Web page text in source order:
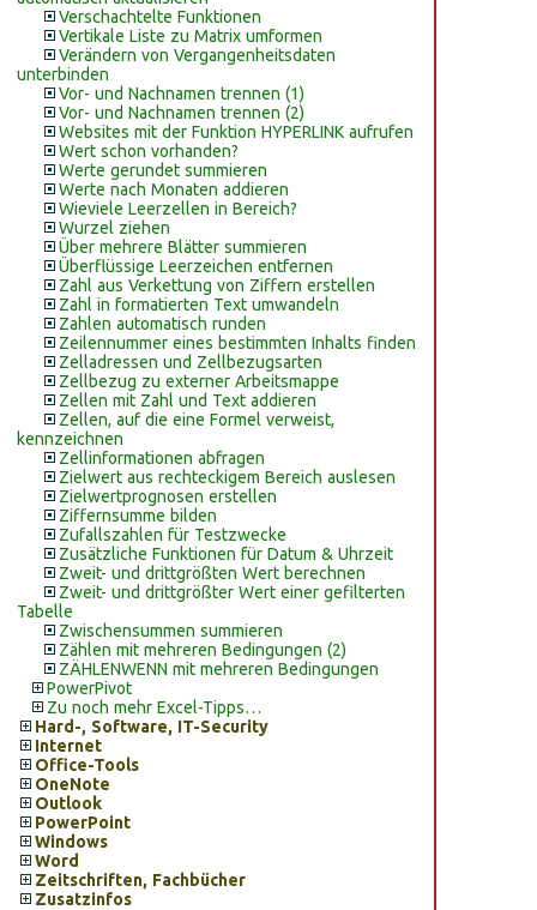
Verschachtelte Funktionen
Vertikale Liste zu Matrix umformen
Verändern von Vergangenheitsdaten
unterbinden
Vor- und Nachnamen trennen (1)
Vor- und Nachnamen trennen (2)
Websites mit der Funktion HYPERLINK aufrufen
Wert schon vorhanden?
Werte gerundet summieren
Werte nach Monaten addieren
Wieviele Leerzellen in Bereich?
Wurzel ziehen
Über mehrere Blätter summieren
Überflüssige Leerzeichen entfernen
Zahl aus Verkettung von Ziffern erstellen
Zahl in formatierten Text umwandeln
Zahlen automatisch runden
Zeilennummer eines bestimmten Inhalts finden
Zelladressen und Zellbezugsarten
Zellbezug zu externer Arbeitsmappe
Zellen mit Zahl und Text addieren
Zellen, auf die eine Formel verweist,
kennzeichnen
Zellinformationen abfragen
Zielwert aus rechteckigem Bereich auslesen
Zielwertprognosen erstellen
Ziffernsumme bilden
Zufallszahlen für Testzwecke
Zusätzliche Funktionen für Datum & Uhrzeit
Zweit- und drittgrößten Wert berechnen
Zweit- und drittgrößter Wert einer gefilterten
Tabelle
Zwischensummen summieren
Zählen mit mehreren Bedingungen (2)
ZÄHLENWENN mit mehreren Bedingungen
PowerPivot
Zu noch mehr Excel-Tipps…
Hard-, Software, IT-Security
Internet
Office-Tools
OneNote
Outlook
PowerPoint
Windows
Word
Zeitschriften, Fachbücher
Zusatzinfos